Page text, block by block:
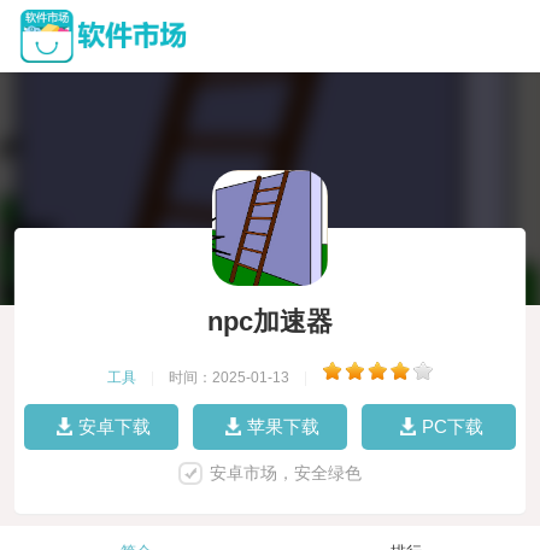
npc加速器
工具 时间：2025-01-13
安卓下载 苹果下载 PC下载
安卓市场，安全绿色